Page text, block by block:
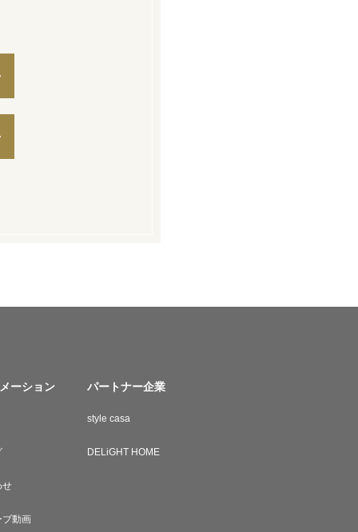
ーション
せ
動画
パートナー企業
style casa
DELiGHT HOME